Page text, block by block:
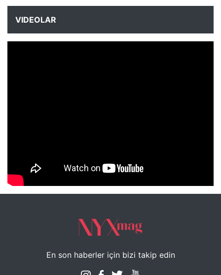
VIDEOLAR
NYXmag 2. Yaş Kutlama Etkinliği
En son haberler için bizi takip edin